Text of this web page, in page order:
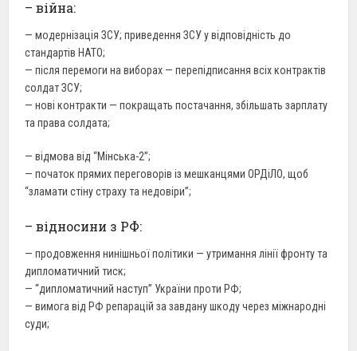
– війна:
— модернізація ЗСУ; приведення ЗСУ у відповідність до
стандартів НАТО;
— після перемоги на виборах — перепідписання всіх контрактів
солдат ЗСУ;
— нові контракти — покращать постачання, збільшать зарплату
та права солдата;
— відмова від “Мінська-2”;
— початок прямих переговорів із мешканцями ОРДіЛО, щоб
“зламати стіну страху та недовіри”;
– відносини з РФ:
— продовження нинішньої політики — утримання лінії фронту та
дипломатичний тиск;
— “дипломатичний наступ” України проти РФ;
— вимога від РФ репарацій за завдану шкоду через міжнародні
суди;